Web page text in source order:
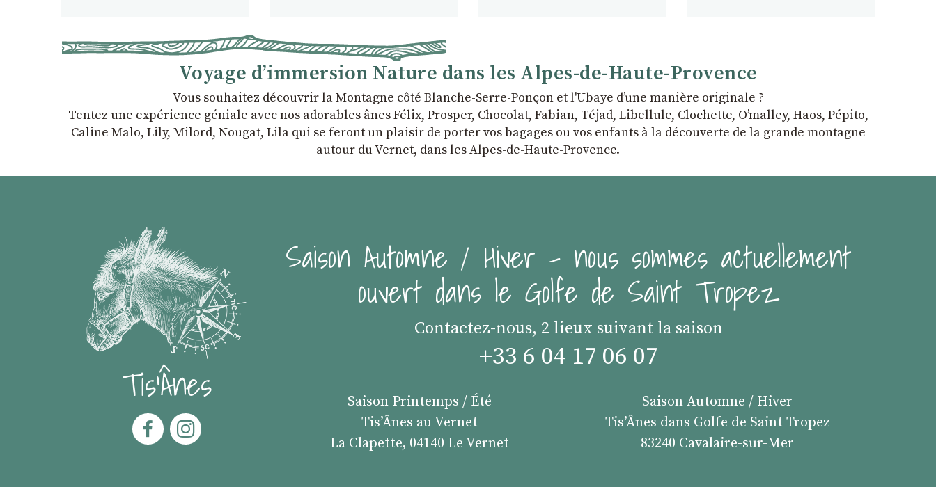
Voyage d’immersion Nature dans les Alpes-de-Haute-Provence
Vous souhaitez découvrir la Montagne côté Blanche-Serre-Ponçon et l'Ubaye dʼune manière originale ?
Tentez une expérience géniale avec nos adorables ânes Félix, Prosper, Chocolat, Fabian, Téjad, Libellule, Clochette, Oʼmalley, Haos, Pépito,
Caline Malo, Lily, Milord, Nougat, Lila qui se feront un plaisir de porter vos bagages ou vos enfants à la découverte de la grande montagne
autour du Vernet, dans les Alpes-de-Haute-Provence.
Tis'Ânes
Saison Automne / Hiver - nous sommes actuellement
ouvert dans le Golfe de Saint Tropez
Contactez-nous, 2 lieux suivant la saison
+33 6 04 17 06 07
Saison Printemps / Été
Tis’Ânes au Vernet
La Clapette, 04140 Le Vernet
Saison Automne / Hiver
Tis’Ânes dans Golfe de Saint Tropez
83240 Cavalaire-sur-Mer